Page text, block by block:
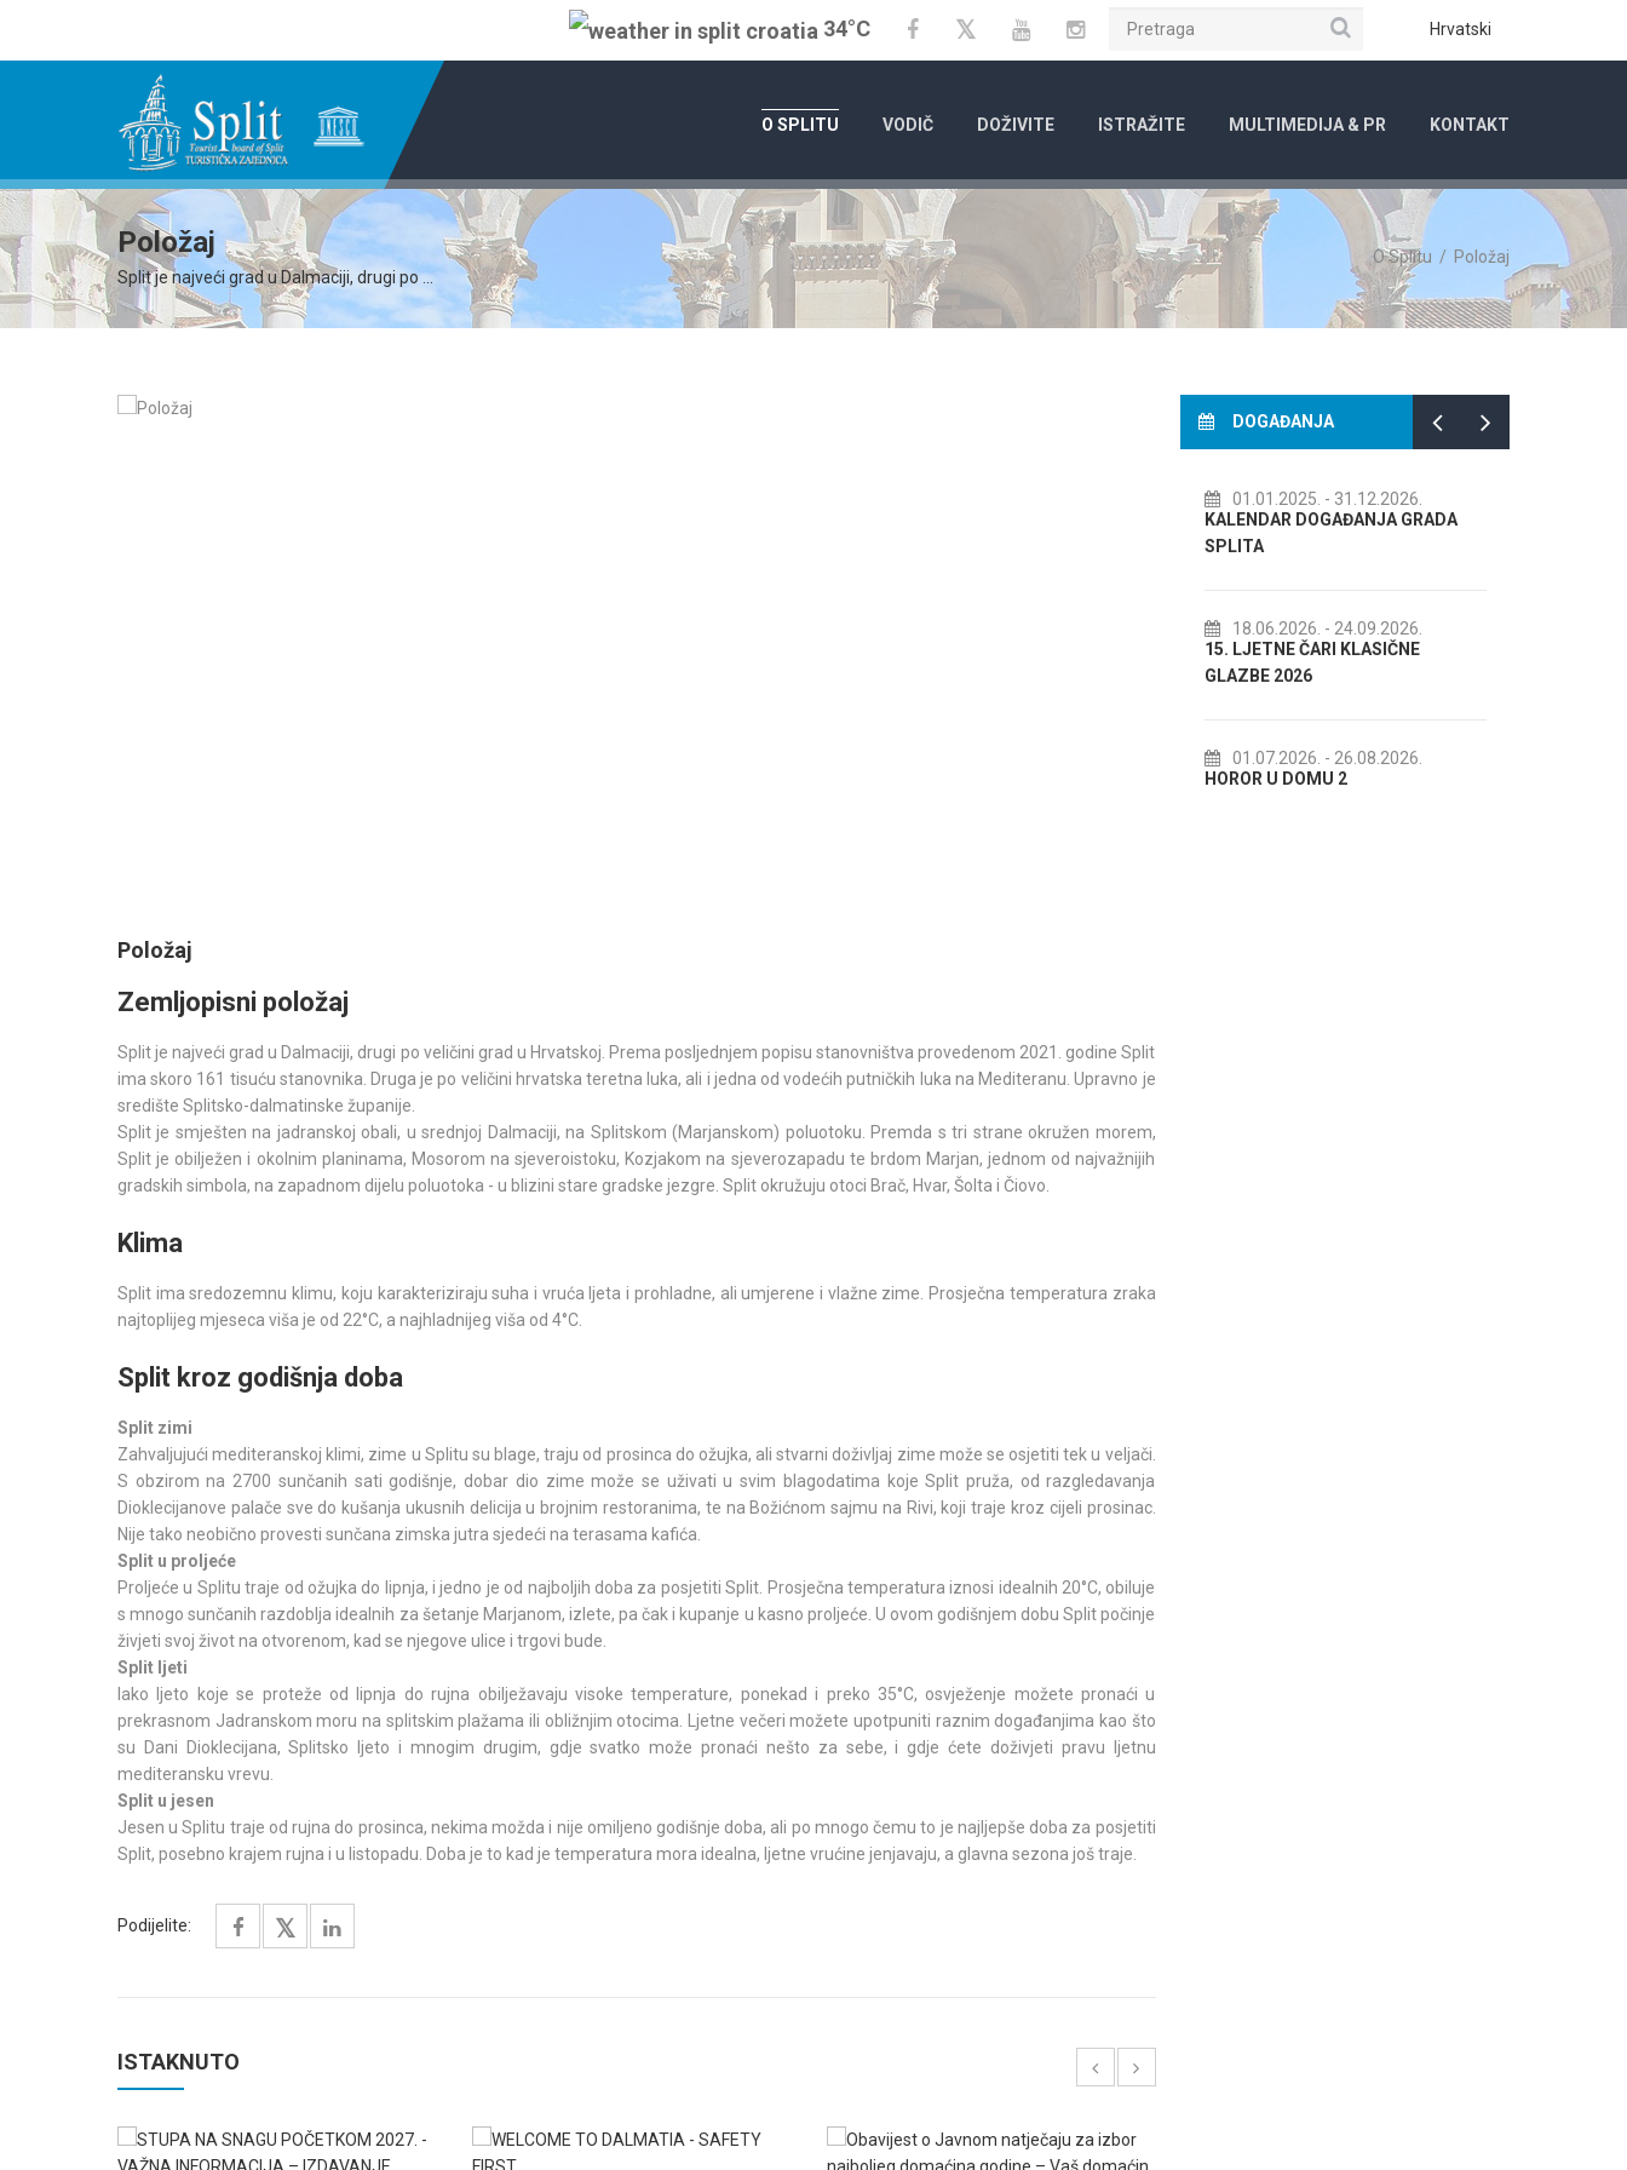
34°C FacebookTwitterYouTubeInstagram Hrvatski
Pretraga
O SPLITU VODIČ DOŽIVITE ISTRAŽITE MULTIMEDIJA & PR KONTAKT
Položaj
Split je najveći grad u Dalmaciji, drugi po ...
O Splitu / Položaj
Položaj
Zemljopisni položaj
Split je najveći grad u Dalmaciji, drugi po veličini grad u Hrvatskoj. Prema posljednjem popisu stanovništva provedenom 2021. godine Split
ima skoro 161 tisuću stanovnika. Druga je po veličini hrvatska teretna luka, ali i jedna od vodećih putničkih luka na Mediteranu. Upravno je
središte Splitsko-dalmatinske županije.
Split je smješten na jadranskoj obali, u srednjoj Dalmaciji, na Splitskom (Marjanskom) poluotoku. Premda s tri strane okružen morem,
Split je obilježen i okolnim planinama, Mosorom na sjeveroistoku, Kozjakom na sjeverozapadu te brdom Marjan, jednom od najvažnijih
gradskih simbola, na zapadnom dijelu poluotoka - u blizini stare gradske jezgre. Split okružuju otoci Brač, Hvar, Šolta i Čiovo.
Klima
Split ima sredozemnu klimu, koju karakteriziraju suha i vruća ljeta i prohladne, ali umjerene i vlažne zime. Prosječna temperatura zraka
najtoplijeg mjeseca viša je od 22°C, a najhladnijeg viša od 4°C.
Split kroz godišnja doba
Split zimi
Zahvaljujući mediteranskoj klimi, zime u Splitu su blage, traju od prosinca do ožujka, ali stvarni doživljaj zime može se osjetiti tek u veljači.
S obzirom na 2700 sunčanih sati godišnje, dobar dio zime može se uživati u svim blagodatima koje Split pruža, od razgledavanja
Dioklecijanove palače sve do kušanja ukusnih delicija u brojnim restoranima, te na Božićnom sajmu na Rivi, koji traje kroz cijeli prosinac.
Nije tako neobično provesti sunčana zimska jutra sjedeći na terasama kafića.
Split u proljeće
Proljeće u Splitu traje od ožujka do lipnja, i jedno je od najboljih doba za posjetiti Split. Prosječna temperatura iznosi idealnih 20°C, obiluje
s mnogo sunčanih razdoblja idealnih za šetanje Marjanom, izlete, pa čak i kupanje u kasno proljeće. U ovom godišnjem dobu Split počinje
živjeti svoj život na otvorenom, kad se njegove ulice i trgovi bude.
Split ljeti
Iako ljeto koje se proteže od lipnja do rujna obilježavaju visoke temperature, ponekad i preko 35°C, osvježenje možete pronaći u
prekrasnom Jadranskom moru na splitskim plažama ili obližnjim otocima. Ljetne večeri možete upotpuniti raznim događanjima kao što
su Dani Dioklecijana, Splitsko ljeto i mnogim drugim, gdje svatko može pronaći nešto za sebe, i gdje ćete doživjeti pravu ljetnu
mediteransku vrevu.
Split u jesen
Jesen u Splitu traje od rujna do prosinca, nekima možda i nije omiljeno godišnje doba, ali po mnogo čemu to je najljepše doba za posjetiti
Split, posebno krajem rujna i u listopadu. Doba je to kad je temperatura mora idealna, ljetne vrućine jenjavaju, a glavna sezona još traje.
Podijelite:
ISTAKNUTO
DOGAĐANJA
01.01.2025. - 31.12.2026.
KALENDAR DOGAĐANJA GRADA
18.06.2026. - 24.09.2026.
15. LJETNE ČARI KLASIČNE
GLAZBE 2026
01.07.2026. - 26.08.2026.
HOROR U DOMU 2
72. SPLITSKO LJETO